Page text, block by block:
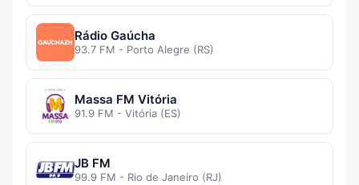
Rádio Gaúcha
93.7 FM - Porto Alegre (RS)
Massa FM Vitória
91.9 FM - Vitória (ES)
JB FM
99.9 FM - Rio de Janeiro (RJ)